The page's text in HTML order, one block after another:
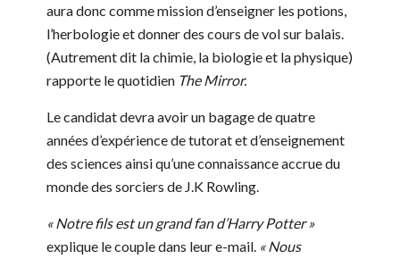
aura donc comme mission d’enseigner les potions,
l’herbologie et donner des cours de vol sur balais.
(Autrement dit la chimie, la biologie et la physique)
rapporte le quotidien The Mirror.
Le candidat devra avoir un bagage de quatre
années d’expérience de tutorat et d’enseignement
des sciences ainsi qu’une connaissance accrue du
monde des sorciers de J.K Rowling.
« Notre fils est un grand fan d’Harry Potter »
explique le couple dans leur e-mail. « Nous